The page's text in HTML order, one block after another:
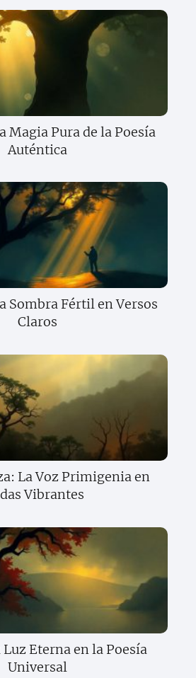
Magia Pura de la Poesía
Auténtica
Sombra Fértil en Versos
Claros
La Voz Primigenia en
Vibrantes
Eterna en la Poesía
Universal